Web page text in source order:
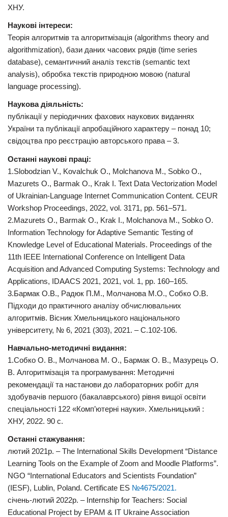
ХНУ.
Наукові інтереси:
Теорія алгоритмів та алгоритмізація (algorithms theory and
algorithmization), бази даних часових рядів (time series
database), семантичний аналіз текстів (semantic text
analysis), обробка текстів природною мовою (natural
language processing).
Наукова діяльність:
публікації у періодичних фахових наукових виданнях
України та публікації апробаційного характеру – понад 10;
свідоцтва про реєстрацію авторського права – 3.
Останні наукові праці:
1.Slobodzian V., Kovalchuk O., Molchanova M., Sobko O.,
Mazurets O., Barmak O., Krak I. Text Data Vectorization Model
of Ukrainian-Language Internet Communication Content. CEUR
Workshop Proceedings, 2022, vol. 3171, pp. 561–571.
2.Mazurets O., Barmak O., Krak I., Molchanova M., Sobko O.
Information Technology for Adaptive Semantic Testing of
Knowledge Level of Educational Materials. Proceedings of the
11th IEEE International Conference on Intelligent Data
Acquisition and Advanced Computing Systems: Technology and
Applications, IDAACS 2021, 2021, vol. 1, pp. 160–165.
3.Бармак О.В., Радюк П.М., Молчанова М.О., Собко О.В.
Підходи до практичного аналізу обчислювальних
алгоритмів. Вісник Хмельницького національного
університету, № 6, 2021 (303), 2021. – С.102-106.
Навчально-методичні видання:
1.Собко О. В., Молчанова М. О., Бармак О. В., Мазурець О.
В. Алгоритмізація та програмування: Методичні
рекомендації та настанови до лабораторних робіт для
здобувачів першого (бакалаврського) рівня вищої освіти
спеціальності 122 «Комп’ютерні науки». Хмельницький :
ХНУ, 2022. 90 с.
Останні стажування:
лютий 2021р. – The International Skills Development “Distance
Learning Tools on the Example of Zoom and Moodle Platforms”.
NGO “International Educators and Scientists Foundation”
(IESF), Lublin, Poland. Certificate ES №4675/2021.
січень-лютий 2022р. – Internship for Teachers: Social
Educational Project by EPAM & IT Ukraine Association